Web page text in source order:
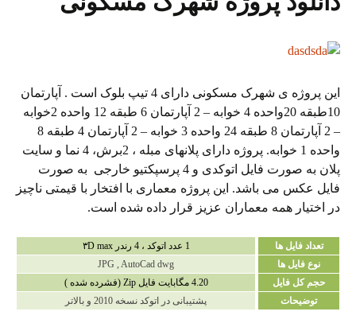
این پروژه ی شهرک مسکونی دارای 4 تیپ بلوک است . آپارتمان
10طبقه 20واحده 4 خوابه – 2 آپارتمان 6 طبقه 12 واحده 2خوابه
– 2 آپارتمان 8 طبقه 24 واحده 3 خوابه – 2 آپارتمان 4 طبقه 8
واحده 1 خوابه. پروژه دارای پلانهای مبله ، 2برش، 4 نما و سایت
پلان به صورت فایل اتوکدی و 4 پرسپکتیو خارجی به صورت
فایل عکس می باشد. این پروژه معماری با افتخار با قیمتی ناچیز
در اختیار همه معماران عزیز قرار داده شده است.
تعداد فایل ها
1 عدد اتوکد ، 4 رندر ۳D max
نوع فایل ها
JPG , AutoCad dwg
حجم کل فایل
4.20 مگابایت فایل Zip (فشرده شده )
توضیحات
پشتیبانی در اتوکد نسخه 2010 و بالاتر